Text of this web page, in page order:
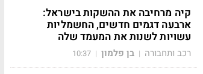
קיה מרחיבה את ההשקות בישראל:
ארבעה דגמים חדשים, החשמליות
עשויות לשנות את המעמד שלה
רכב ותחבורה | בן פלמון |
10:37